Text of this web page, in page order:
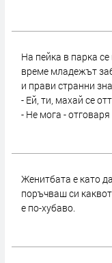
На пейка в парка
време младежът
и прави странни
- Ей, ти, махай се
- Не мога -
Женитбата е като
поръчваш си
е по-хубаво.